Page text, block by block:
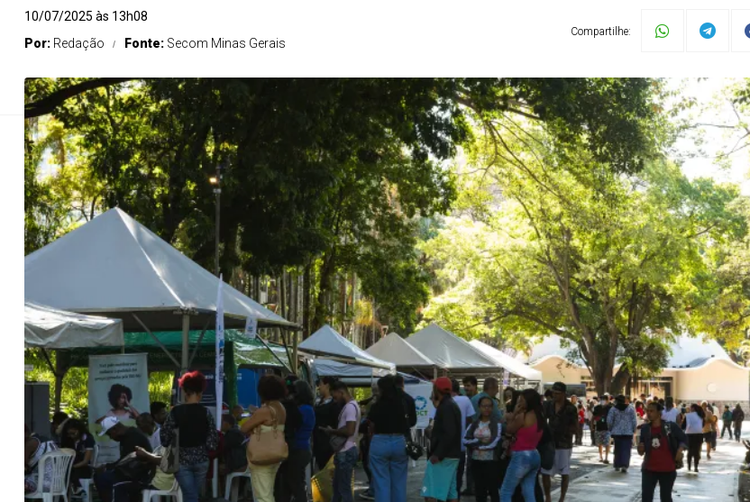
Parque Municipal de
Ação do Governo de Minas, em parceria com a Rede Ouvir, ofereceu serviços básicos, emitiu
10/07/2025 às 13h08
Por: Redação Fonte: Secom Minas Gerais
Compartilhe: